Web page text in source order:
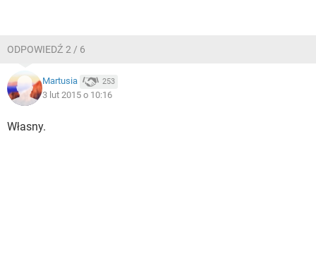
ODPOWIEDŹ 2 / 6
Martusia 253
3 lut 2015 o 10:16
Własny.